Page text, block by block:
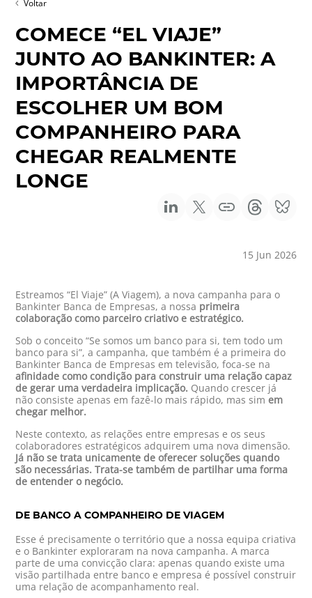
Voltar
COMECE “EL VIAJE”
JUNTO AO BANKINTER: A
IMPORTÂNCIA DE
ESCOLHER UM BOM
COMPANHEIRO PARA
CHEGAR REALMENTE
LONGE
15 Jun 2026
Estreamos “El Viaje” (A Viagem), a nova campanha para o
Bankinter Banca de Empresas, a nossa primeira
colaboração como parceiro criativo e estratégico.
Sob o conceito “Se somos um banco para si, tem todo um
banco para si”, a campanha, que também é a primeira do
Bankinter Banca de Empresas em televisão, foca-se na
afinidade como condição para construir uma relação capaz
de gerar uma verdadeira implicação. Quando crescer já
não consiste apenas em fazê-lo mais rápido, mas simem
chegar melhor.
Neste contexto, as relações entre empresas e os seus
colaboradores estratégicos adquirem uma nova dimensão.
Já não se trata unicamente de oferecer soluções quando
são necessárias. Trata-se também de partilhar uma forma
de entender o negócio.
DE BANCO A COMPANHEIRO DE VIAGEM
Esse é precisamente o território que a nossa equipa criativa
e o Bankinter exploraram na nova campanha. A marca
parte de uma convicção clara: apenas quando existe uma
visão partilhada entre banco e empresa é possível construir
uma relação de acompanhamento real.